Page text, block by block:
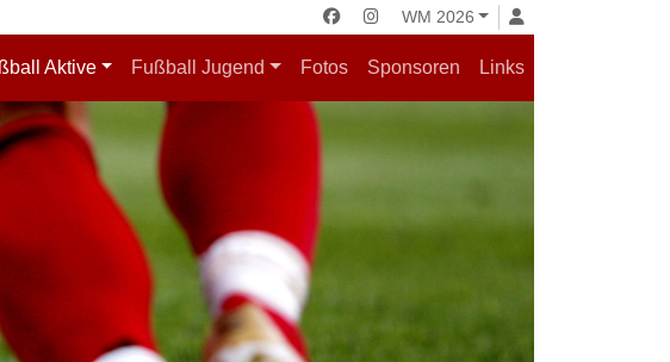
WM 2026
Aktive Fußball Jugend Fotos Sponsoren Links